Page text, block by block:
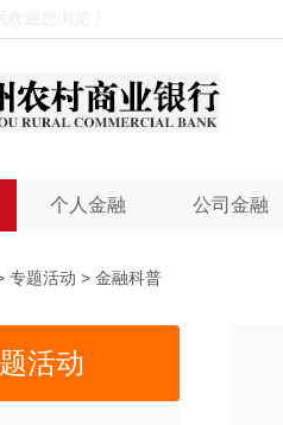
个人金融 公司金融
专题活动 > 金融科普
活动